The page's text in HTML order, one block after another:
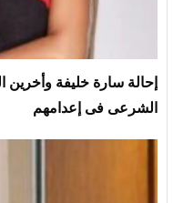
إحالة سارة خليفة وأخرين
الشرعى فى إعدامهم